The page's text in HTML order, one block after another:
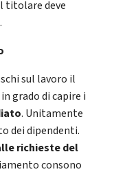
titolare deve
sul lavoro il
grado di capire i
. Unitamente
dei dipendenti.
richieste del
consono